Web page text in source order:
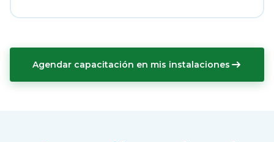
Agendar capacitación en mis instalaciones